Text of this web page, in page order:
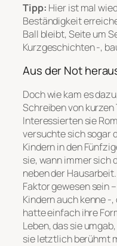
Tipp: Hier ist mal
Beständigkeit
Ball bleibt, Seite um
Kurzgeschichten -,
Aus der Not
Doch wie kam es
Schreiben von
Interessierten sie
versuchte sich sogar
Kindern in den
sie, wann immer sich
neben der
Faktor gewesen sein
Kindern auch kenne -
hatte einfach ihre
Leben, das sie
sie letztlich berühmt